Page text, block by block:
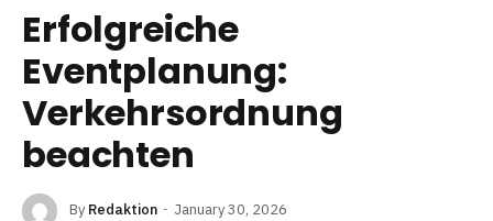
Erfolgreiche
Eventplanung:
Verkehrsordnung
beachten
By Redaktion January 30, 2026